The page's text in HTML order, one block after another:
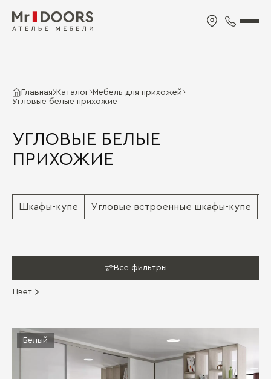
Главная Каталог Мебель для прихожей
Угловые белые прихожие
УГЛОВЫЕ БЕЛЫЕ
ПРИХОЖИЕ
Шкафы-купе Угловые встроенные шкафы-купе
Все фильтры
Цвет
Белый